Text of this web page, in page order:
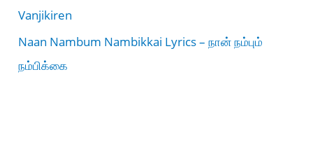
Vanjikiren
Naan Nambum Nambikkai Lyrics – நான் நம்பும்
நம்பிக்கை